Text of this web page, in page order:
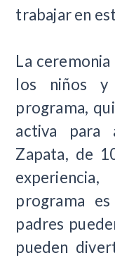
trabajar en
La
los niños y
programa,
activa para
Zapata, de
programa
padres
pueden